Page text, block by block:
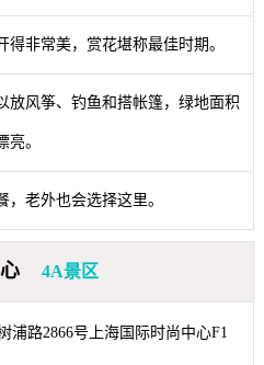
得非常美，赏花堪称最佳时期。
放风筝、钓鱼和搭帐篷，绿地面积
亮。
，老外也会选择这里。
4A景区
浦路2866号上海国际时尚中心F1